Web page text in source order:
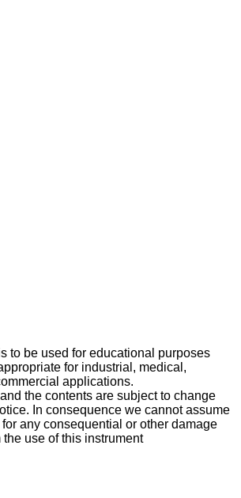
to be used for educational purposes
for industrial, medical,
applications.
the contents are subject to change
In consequence we cannot assume
any consequential or other damage
the use of this instrument